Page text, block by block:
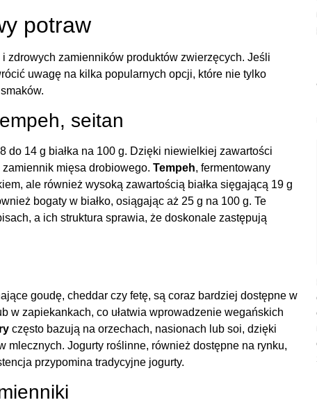
potraw
zdrowych zamienników produktów zwierzęcych. Jeśli
uwagę na kilka popularnych opcji, które nie tylko
seitan
do 14 g białka na 100 g. Dzięki niewielkiej zawartości
mięsa drobiowego. Tempeh, fermentowany
ale również wysoką zawartością białka sięgającą 19 g
bogaty w białko, osiągając aż 25 g na 100 g. Te
a ich struktura sprawia, że doskonale zastępują
goudę, cheddar czy fetę, są coraz bardziej dostępne w
w zapiekankach, co ułatwia wprowadzenie wegańskich
często bazują na orzechach, nasionach lub soi, dzięki
mlecznych. Jogurty roślinne, również dostępne na rynku,
przypomina tradycyjne jogurty.